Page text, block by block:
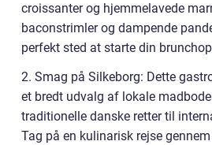
croissanter og hjemmelavede
baconstrimler og dampende
perfekt sted at starte din
2. Smag på Silkeborg: Dette
et bredt udvalg af lokale
traditionelle danske retter til
Tag på en kulinarisk rejse